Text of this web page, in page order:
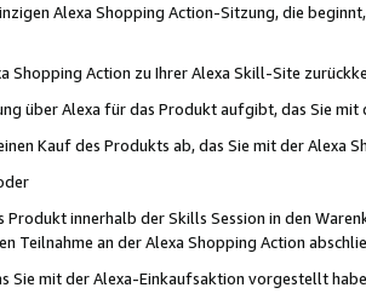
Alexa Shopping Action-Sitzung, die
Shopping Action zu Ihrer Alexa Skill-Site
über Alexa für das Produkt aufgibt, das Sie mit
Kauf des Produkts ab, das Sie mit der Alexa
innerhalb der Skills Session in den
Teilnahme an der Alexa Shopping Action
Sie mit der Alexa-Einkaufsaktion vorgestellt